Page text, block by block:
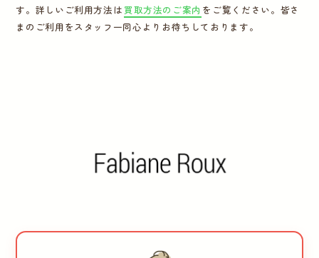
運営会社
す。詳しいご利用方法は 買取方法のご案内 をご覧ください。皆さ
まのご利用をスタッフ一同心よりお待ちしております。